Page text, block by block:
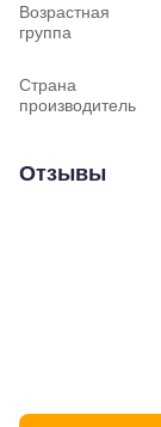
Возрастная
группа
Страна
производитель
Отзывы